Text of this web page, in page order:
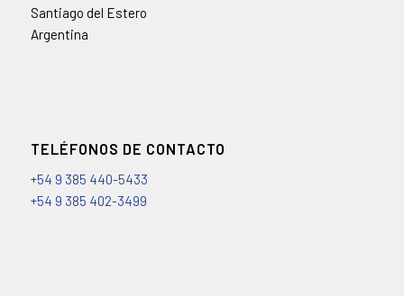
Santiago del Estero
Argentina
TELÉFONOS DE CONTACTO
+54 9 385 440-5433
+54 9 385 402-3499